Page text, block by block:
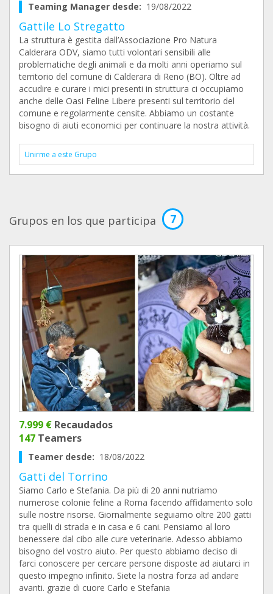
Teaming Manager desde: 19/08/2022
Gattile Lo Stregatto
La struttura è gestita dall’Associazione Pro Natura
Calderara ODV, siamo tutti volontari sensibili alle
problematiche degli animali e da molti anni operiamo sul
territorio del comune di Calderara di Reno (BO). Oltre ad
accudire e curare i mici presenti in struttura ci occupiamo
anche delle Oasi Feline Libere presenti sul territorio del
comune e regolarmente censite. Abbiamo un costante
bisogno di aiuti economici per continuare la nostra attività.
Unirme a este Grupo
Grupos en los que participa 7
7.999 € Recaudados
147 Teamers
Teamer desde: 18/08/2022
Gatti del Torrino
Siamo Carlo e Stefania. Da più di 20 anni nutriamo
numerose colonie feline a Roma facendo affidamento solo
sulle nostre risorse. Giornalmente seguiamo oltre 200 gatti
tra quelli di strada e in casa e 6 cani. Pensiamo al loro
benessere dal cibo alle cure veterinarie. Adesso abbiamo
bisogno del vostro aiuto. Per questo abbiamo deciso di
farci conoscere per cercare persone disposte ad aiutarci in
questo impegno infinito. Siete la nostra forza ad andare
avanti. grazie di cuore Carlo e Stefania